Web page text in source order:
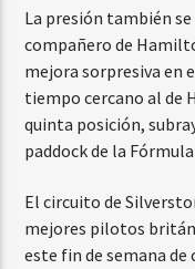
La presión también
compañero de
mejora sorpresiva en
tiempo cercano al de
quinta posición,
paddock de la Fórmula
El circuito de
mejores pilotos
este fin de semana de